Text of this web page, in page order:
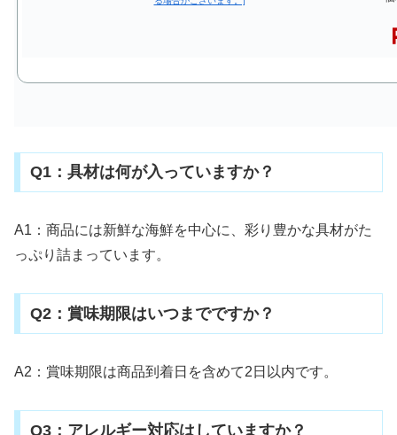
Q1：具材は何が入っていますか？
A1：商品には新鮮な海鮮を中心に、彩り豊かな具材がた
っぷり詰まっています。
Q2：賞味期限はいつまでですか？
A2：賞味期限は商品到着日を含めて2日以内です。
Q3：アレルギー対応はしていますか？